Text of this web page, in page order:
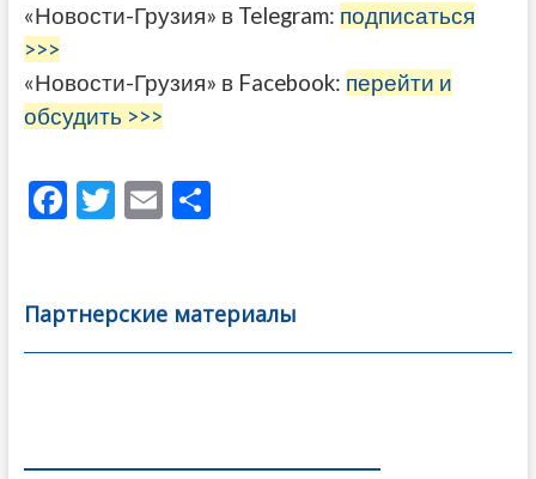
«Новости-Грузия» в Telegram: подписаться
>>>
«Новости-Грузия» в Facebook: перейти и
обсудить >>>
F
b
o
T
er
E
l
О
а
в
Партнерские материалы
по